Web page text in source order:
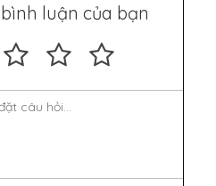
luận của bạn